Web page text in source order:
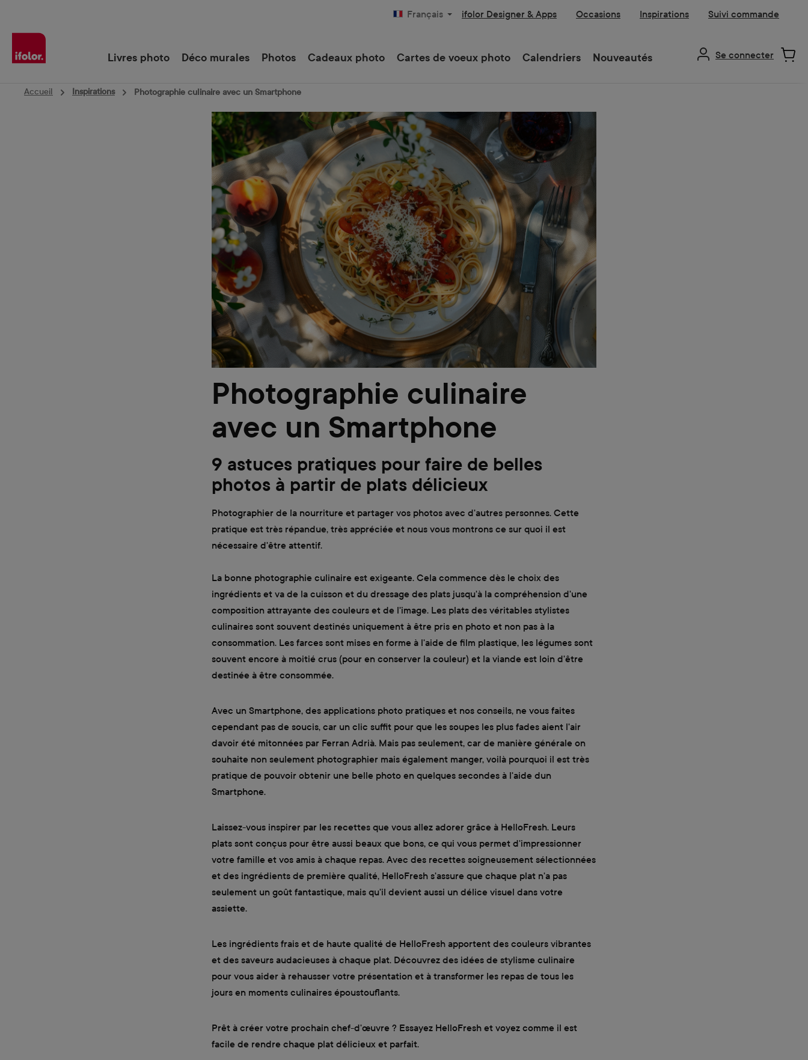
Français ifolor Designer & Apps Occasions Inspirations Suivi commande
Livres photo Déco murales Photos Cadeaux photo Cartes de voeux photo Calendriers Nouveautés Se connecter
Accueil Inspirations Photographie culinaire avec un Smartphone
Photographie culinaire
avec un Smartphone
9 astuces pratiques pour faire de belles
photos à partir de plats délicieux
Photographier de la nourriture et partager vos photos avec d'autres personnes. Cette
pratique est très répandue, très appréciée et nous vous montrons ce sur quoi il est
nécessaire d'être attentif.
La bonne photographie culinaire est exigeante. Cela commence dès le choix des
ingrédients et va de la cuisson et du dressage des plats jusqu'à la compréhension d'une
composition attrayante des couleurs et de l'image. Les plats des véritables stylistes
culinaires sont souvent destinés uniquement à être pris en photo et non pas à la
consommation. Les farces sont mises en forme à l'aide de film plastique, les légumes sont
souvent encore à moitié crus (pour en conserver la couleur) et la viande est loin d'être
destinée à être consommée.
Avec un Smartphone, des applications photo pratiques et nos conseils, ne vous faites
cependant pas de soucis, car un clic suffit pour que les soupes les plus fades aient l'air
davoir été mitonnées par Ferran Adrià. Mais pas seulement, car de manière générale on
souhaite non seulement photographier mais également manger, voilà pourquoi il est très
pratique de pouvoir obtenir une belle photo en quelques secondes à l'aide dun
Smartphone.
Laissez-vous inspirer par les recettes que vous allez adorer grâce à HelloFresh. Leurs
plats sont conçus pour être aussi beaux que bons, ce qui vous permet d'impressionner
votre famille et vos amis à chaque repas. Avec des recettes soigneusement sélectionnées
et des ingrédients de première qualité, HelloFresh s'assure que chaque plat n'a pas
seulement un goût fantastique, mais qu'il devient aussi un délice visuel dans votre
assiette.
Les ingrédients frais et de haute qualité de HelloFresh apportent des couleurs vibrantes
et des saveurs audacieuses à chaque plat. Découvrez des idées de stylisme culinaire
pour vous aider à rehausser votre présentation et à transformer les repas de tous les
jours en moments culinaires époustouflants.
Prêt à créer votre prochain chef-d'œuvre ? Essayez HelloFresh et voyez comme il est
facile de rendre chaque plat délicieux et parfait.